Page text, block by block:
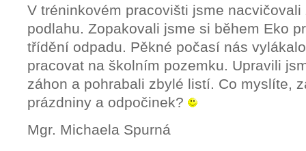
V tréninkovém pracovišti jsme
podlahu. Zopakovali jsme si během Eko
třídění odpadu. Pěkné počasí nás
pracovat na školním pozemku. Upravili
záhon a pohrabali zbylé listí. Co myslíte,
prázdniny a odpočinek?
Mgr. Michaela Spurná